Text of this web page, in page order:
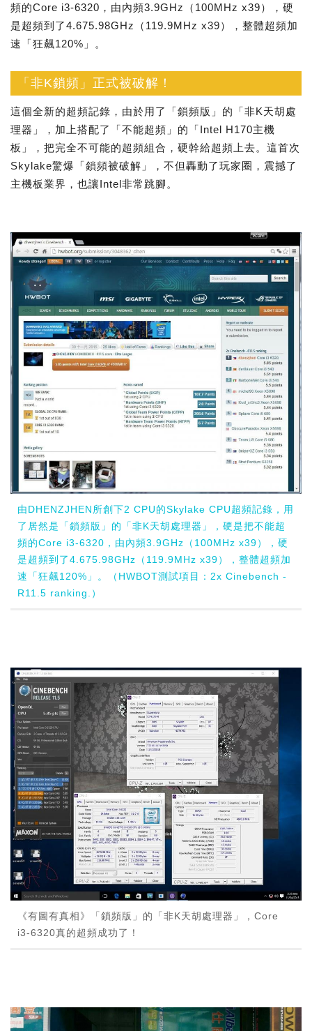
頻的Core i3-6320，由內頻3.9GHz（100MHz x39），硬
是超頻到了4.675.98GHz（119.9MHz x39），整體超頻加
速「狂飆120%」。
「非K鎖頻」正式被破解！
這個全新的超頻記錄，由於用了「鎖頻版」的「非K天胡處
理器」，加上搭配了「不能超頻」的「Intel H170主機
板」，把完全不可能的超頻組合，硬幹給超頻上去。這首次
Skylake驚爆「鎖頻被破解」，不但轟動了玩家圈，震撼了
主機板業界，也讓Intel非常跳腳。
由DHENZJHEN所創下2 CPU的Skylake CPU超頻記錄，用
了居然是「鎖頻版」的「非K天胡處理器」，硬是把不能超
頻的Core i3-6320，由內頻3.9GHz（100MHz x39），硬
是超頻到了4.675.98GHz（119.9MHz x39），整體超頻加
速「狂飆120%」。（HWBOT測試項目：2x Cinebench -
R11.5 ranking.）
《有圖有真相》「鎖頻版」的「非K天胡處理器」，Core
i3-6320真的超頻成功了！